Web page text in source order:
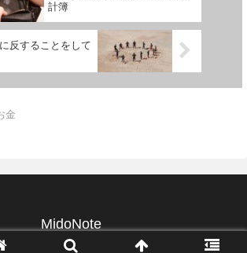
計簿
反することをして
金
MidoNote
© 2016 MidoNote.